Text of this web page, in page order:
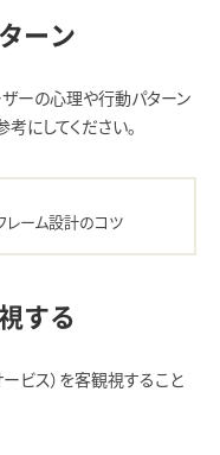
ーン
ーの心理や行動パターン
にしてください。
レーム設計のコツ
する
ービス）を客観視すること